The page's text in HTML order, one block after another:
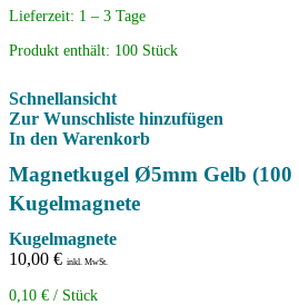
Lieferzeit: 1 – 3 Tage
Produkt enthält: 100 Stück
Schnellansicht
Zur Wunschliste hinzufügen
In den Warenkorb
Magnetkugel Ø5mm Gelb (100
Kugelmagnete
Kugelmagnete
10,00 € inkl. MwSt.
0,10 € / Stück